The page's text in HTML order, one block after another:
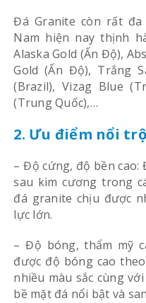
Đá Granite còn rất
Nam hiện nay thịnh
Alaska Gold (Ấn Độ),
Gold (Ấn Độ), Trắng
(Brazil), Vizag Blue
(Trung Quốc),…
2. Ưu điểm nổi
– Độ cứng, độ bền cao:
sau kim cương trong
đá granite chịu được
lực lớn.
– Độ bóng, thẩm mỹ
được độ bóng cao
nhiều màu sắc cùng
bề mặt đá nổi bật và